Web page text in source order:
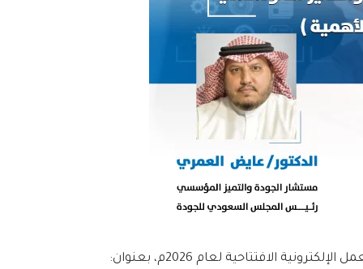
الافتتاحية لعام 2026م، بعنوان: